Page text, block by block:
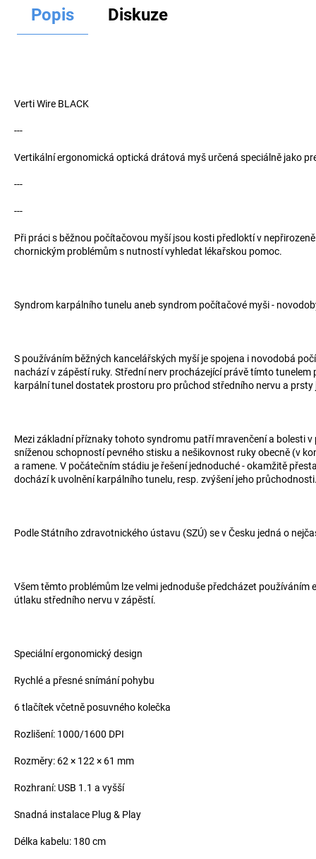
Popis Diskuze
Verti Wire BLACK
---
Vertikální ergonomická optická drátová myš určená speciálně jako
---
---
Při práci s běžnou počítačovou myší jsou kosti předloktí v
chornickým problémům s nutností vyhledat lékařskou pomoc.
Syndrom karpálního tunelu aneb syndrom počítačové myši -
S používáním běžných kancelářských myší je spojena i novodobá
nachází v zápěstí ruky. Střední nerv procházející právě tímto
karpální tunel dostatek prostoru pro průchod středního nervu a
Mezi základní příznaky tohoto syndromu patří mravenčení a bolesti
sníženou schopností pevného stisku a nešikovnost ruky obecně (v
a ramene. V počátečním stádiu je řešení jednoduché - okamžitě
dochází k uvolnění karpálního tunelu, resp. zvýšení jeho
Podle Státního zdravotnického ústavu (SZÚ) se v Česku jedná o
Všem těmto problémům lze velmi jednoduše předcházet
útlaku středního nervu v zápěstí.
Speciální ergonomický design
Rychlé a přesné snímání pohybu
6 tlačítek včetně posuvného kolečka
Rozlišení: 1000/1600 DPI
Rozměry: 62 × 122 × 61 mm
Rozhraní: USB 1.1 a vyšší
Snadná instalace Plug & Play
Délka kabelu: 180 cm
Hledat
p
r
č
e
e